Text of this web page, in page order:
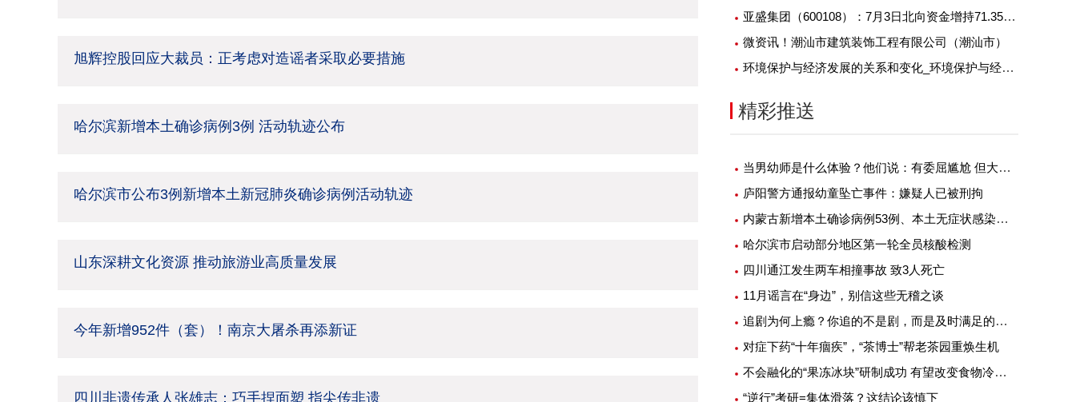
旭辉控股回应大裁员：正考虑对造谣者采取必要措施
哈尔滨新增本土确诊病例3例 活动轨迹公布
哈尔滨市公布3例新增本土新冠肺炎确诊病例活动轨迹
山东深耕文化资源 推动旅游业高质量发展
今年新增952件（套）！南京大屠杀再添新证
四川非遗传承人张雄志：巧手捏面塑 指尖传非遗
亚盛集团（600108）：7月3日北向资金增持71.35万股
微资讯！潮汕市建筑装饰工程有限公司（潮汕市）
环境保护与经济发展的关系和变化_环境保护与经济发展的关系-天天讯息
精彩推送
当男幼师是什么体验？他们说：有委屈尴尬 但大部分是幸福
庐阳警方通报幼童坠亡事件：嫌疑人已被刑拘
内蒙古新增本土确诊病例53例、本土无症状感染者1例
哈尔滨市启动部分地区第一轮全员核酸检测
四川通江发生两车相撞事故 致3人死亡
11月谣言在“身边”，别信这些无稽之谈
追剧为何上瘾？你追的不是剧，而是及时满足的快感
对症下药“十年痼疾”，“茶博士”帮老茶园重焕生机
不会融化的“果冻冰块”研制成功 有望改变食物冷藏方式
“逆行”考研=集体滑落？这结论该慎下